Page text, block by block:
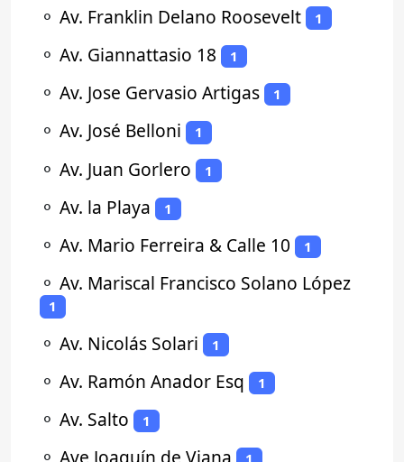
⚬ Av. Franklin Delano Roosevelt 1
⚬ Av. Giannattasio 18 1
⚬ Av. Jose Gervasio Artigas 1
⚬ Av. José Belloni 1
⚬ Av. Juan Gorlero 1
⚬ Av. la Playa 1
⚬ Av. Mario Ferreira & Calle 10 1
⚬ Av. Mariscal Francisco Solano López
1
⚬ Av. Nicolás Solari 1
⚬ Av. Ramón Anador Esq 1
⚬ Av. Salto 1